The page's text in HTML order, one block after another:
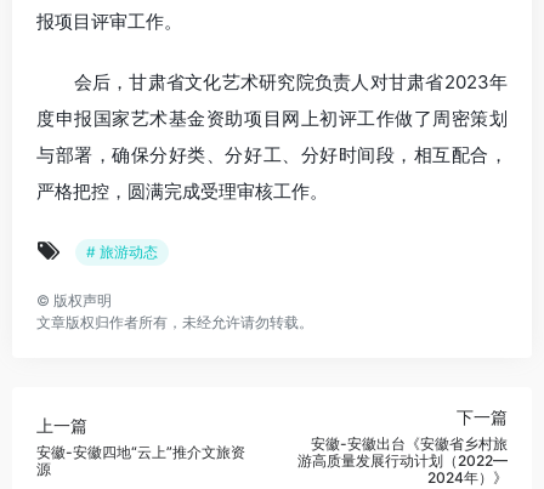
报项目评审工作。
会后，甘肃省文化艺术研究院负责人对甘肃省2023年
度申报国家艺术基金资助项目网上初评工作做了周密策划
与部署，确保分好类、分好工、分好时间段，相互配合，
严格把控，圆满完成受理审核工作。
# 旅游动态
© 版权声明
文章版权归作者所有，未经允许请勿转载。
上一篇
安徽-安徽四地“云上”推介文旅资
源
下一篇
安徽-安徽出台《安徽省乡村旅
游高质量发展行动计划（2022—
2024年）》